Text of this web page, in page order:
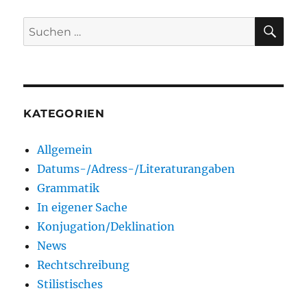
Suchen
nach:
KATEGORIEN
Allgemein
Datums-/Adress-/Literaturangaben
Grammatik
In eigener Sache
Konjugation/Deklination
News
Rechtschreibung
Stilistisches